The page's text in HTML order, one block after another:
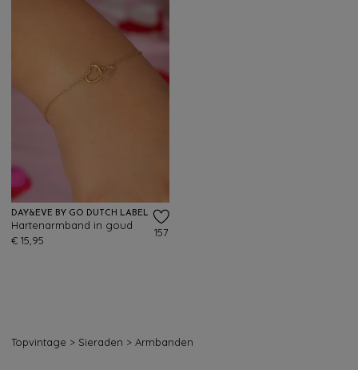
DAY&EVE BY GO DUTCH LABEL
Hartenarmband in goud
€ 15,95
157
Topvintage > Sieraden > Armbanden